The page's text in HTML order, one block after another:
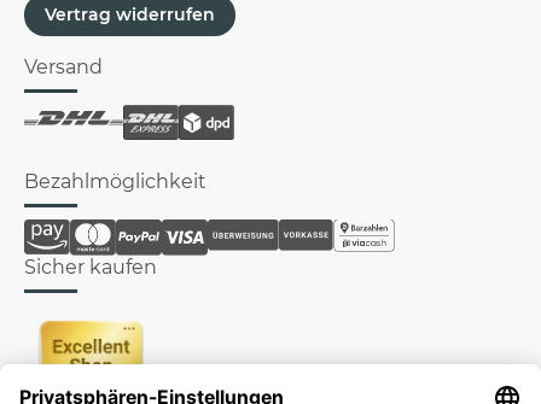
Vertrag widerrufen
Versand
Bezahlmöglichkeit
Sicher kaufen